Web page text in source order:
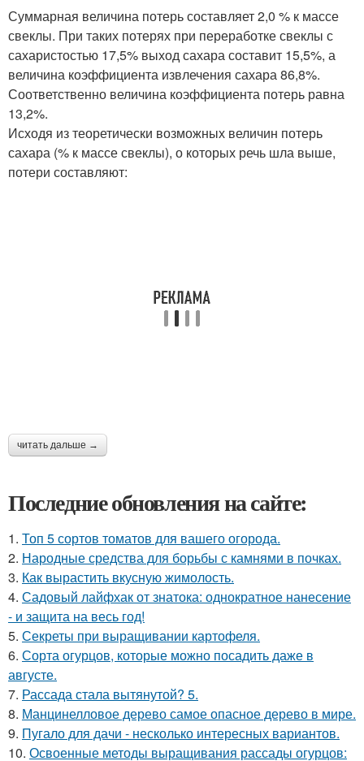
Суммарная величина потерь составляет 2,0 % к массе
свеклы. При таких потерях при переработке свеклы с
сахаристостью 17,5% выход сахара составит 15,5%, а
величина коэффициента извлечения сахара 86,8%.
Соответственно величина коэффициента потерь равна
13,2%.
Исходя из теоретически возможных величин потерь
сахара (% к массе свеклы), о которых речь шла выше,
потери составляют:
читать дальше →
Последние обновления на сайте:
1. Топ 5 сортов томатов для вашего огорода.
2. Народные средства для борьбы с камнями в почках.
3. Как вырастить вкусную жимолость.
4. Садовый лайфхак от знатока: однократное нанесение
- и защита на весь год!
5. Секреты при выращивании картофеля.
6. Сорта огурцов, которые можно посадить даже в
августе.
7. Рассада стала вытянутой? 5.
8. Манцинелловое дерево самое опасное дерево в мире.
9. Пугало для дачи - несколько интересных вариантов.
10. Освоенные методы выращивания рассады огурцов: